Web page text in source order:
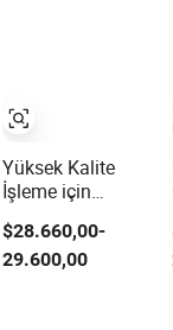
Yüksek Kalite
İşleme için
CNC Freze
Tezgahı
$28.660,00-
29.600,00